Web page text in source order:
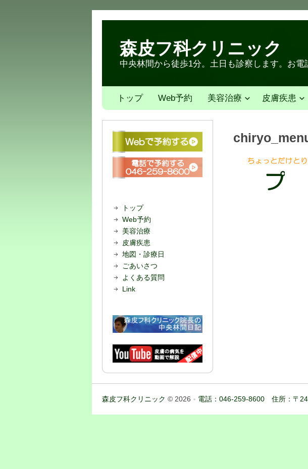
森皮フ科クリニック
中央林間から徒歩1分。土日も診察します。お電
トップ Web予約 美容治療 皮膚疾患
トップ
Web予約
美容治療
皮膚疾患
地図・診療日
ごあいさつ
よくある質問
Link
森皮フ科クリニック © 2026 電話：046-259-8600 住所：〒